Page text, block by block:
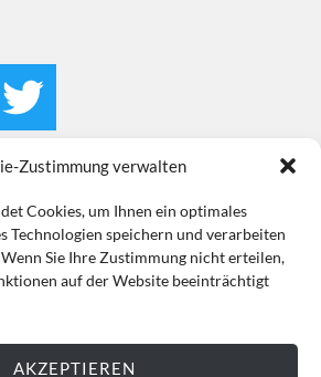
Zustimmung verwalten
Cookies, um Ihnen ein optimales
Technologien speichern und verarbeiten
Sie Ihre Zustimmung nicht erteilen,
auf der Website beeinträchtigt
AKZEPTIEREN
Kundeninformationen Datenschutz
Impressum